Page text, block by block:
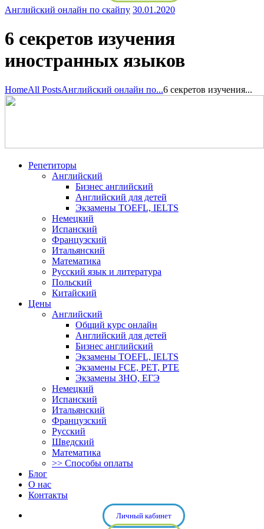
Английский онлайн по скайпу 30.01.2020
6 секретов изучения
иностранных языков
HomeAll PostsАнглийский онлайн по...6 секретов изучения...
Репетиторы
Английский
Бизнес английский
Английский для детей
Экзамены TOEFL, IELTS
Немецкий
Испанский
Французский
Итальянский
Математика
Русский язык и литература
Польский
Китайский
Цены
Английский
Общий курс онлайн
Английский для детей
Бизнес английский
Экзамены TOEFL, IELTS
Экзамены FCE, PET, PTE
Экзамены ЗНО, ЕГЭ
Немецкий
Испанский
Итальянский
Французский
Русский
Шведский
Математика
>> Способы оплаты
Блог
О нас
Контакты
Личный кабинет